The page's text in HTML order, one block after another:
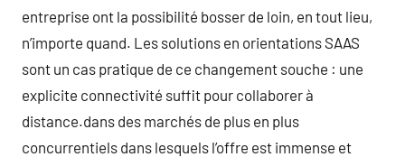
entreprise ont la possibilité bosser de loin, en tout lieu,
n’importe quand. Les solutions en orientations SAAS
sont un cas pratique de ce changement souche : une
explicite connectivité suffit pour collaborer à
distance.dans des marchés de plus en plus
concurrentiels dans lesquels l’offre est immense et